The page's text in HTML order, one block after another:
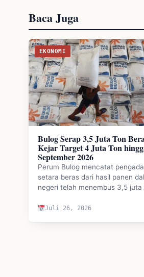
Baca Juga
EKONOMI
Bulog Serap 3,5 Juta Ton
Kejar Target 4 Juta Ton
September 2026
Perum Bulog mencatat
setara beras dari hasil panen
negeri telah menembus 3,5
Juli 26, 2026